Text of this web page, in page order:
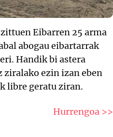
Eibarren 25 arma
abogau eibartarrak
Handik bi astera
ziralako ezin izan eben
libre geratu ziran.
Hurrengoa >>